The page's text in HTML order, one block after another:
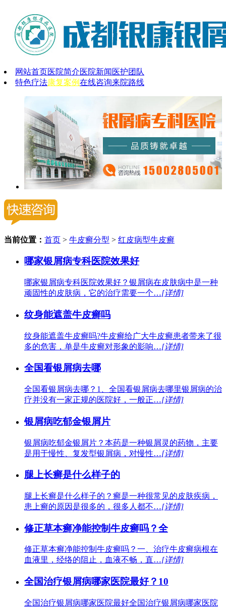
网站首页医院简介医院新闻 医护团队
特色疗法康复案例在线咨询来院路线
当前位置： 首页 > 牛皮癣分型 > 红皮病型牛皮癣
哪家银屑病专科医院效果好
哪家银屑病专科医院效果好？银屑病在皮肤病中是一种
顽固性的皮肤病，它的治疗需要一个…[详情]
纹身能遮盖牛皮癣吗
纹身能遮盖牛皮癣吗?牛皮癣给广大牛皮癣患者带来了很
多的危害，单是牛皮癣对形象的影响…[详情]
全国看银屑病去哪
全国看银屑病去哪？1、全国看银屑病去哪里银屑病的治
疗并没有一家正规的医院好，一般正…[详情]
银屑病吃郁金银屑片
银屑病吃郁金银屑片？本药是一种银屑灵的药物，主要
是用于慢性、复发型银屑病，对慢性…[详情]
腿上长癣是什么样子的
腿上长癣是什么样子的？癣是一种很常见的皮肤疾病，
患上癣的原因是很多的，很多人都不…[详情]
修正草本癣净能控制牛皮癣吗？全
修正草本癣净能控制牛皮癣吗？一、治疗牛皮癣病根在
血液里，经络的阻止，血液不畅，直…[详情]
全国治疗银屑病哪家医院最好？10
全国治疗银屑病哪家医院最好全国治疗银屑病哪家医院